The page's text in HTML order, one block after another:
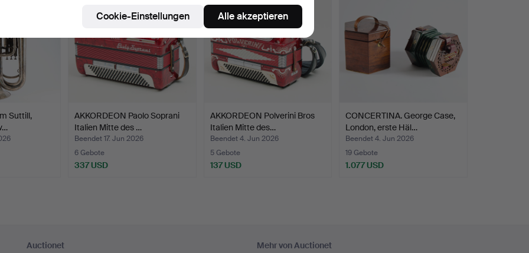
Suttill,
AKKORDEON Paolo Soprani
Italien Mitte des …
Beendet 17. Jun 2026
6 Gebote
337 USD
AKKORDEON Polverini Bros
Italien Mitte des…
Beendet 4. Jun 2026
5 Gebote
137 USD
CONCERTINA. George Case,
London, erste Häl…
Beendet 4. Jun 2026
19 Gebote
1.077 USD
Auctionet Mehr von Auctionet
Cookie-Einstellungen Alle akzeptieren